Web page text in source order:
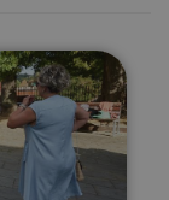
por